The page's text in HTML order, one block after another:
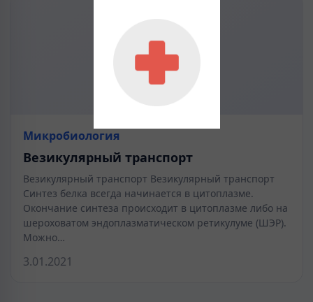
Микробиология
Везикулярный транспорт
Везикулярный транспорт Везикулярный транспорт
Синтез белка всегда начинается в цитоплазме.
Окончание синтеза происходит в цитоплазме либо на
шероховатом эндоплазматическом ретикулуме (ШЭР).
Можно…
3.01.2021